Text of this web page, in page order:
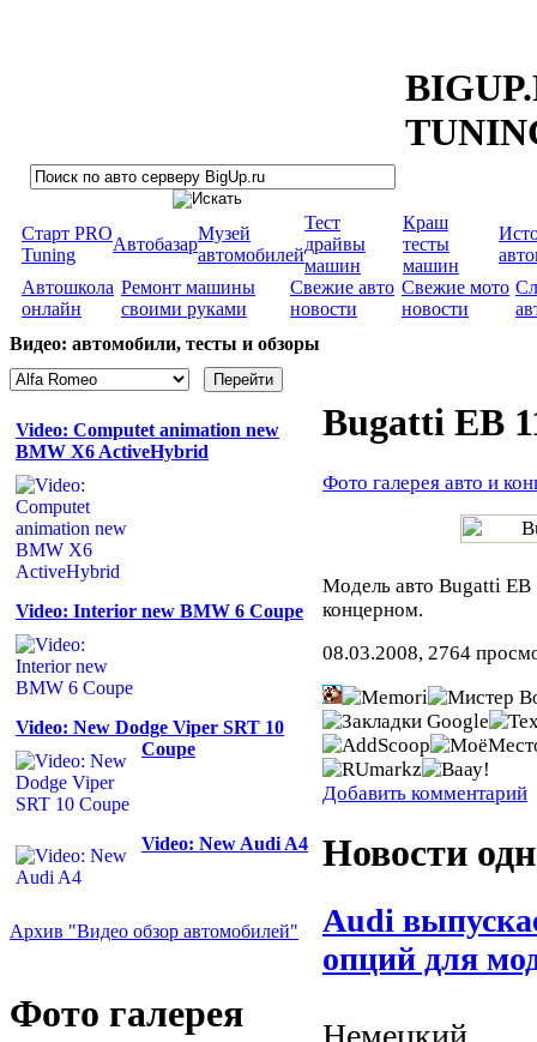
Старт PRO
Tuning
Автобазар
Музей
автомобилей
Тест
драйвы
машин
Краш
тесты
машин
Автошкола
онлайн
Ремонт машины
своими руками
Свежие авто
новости
Свежие мото
новости
Видео: автомобили, тесты и обзоры
Video: Computet animation new
BMW X6 ActiveHybrid
Video: Interior new BMW 6 Coupe
Video: New Dodge Viper SRT 10
Coupe
Video: New Audi A4
Архив "Видео обзор автомобилей"
Фото галерея
Bugatti EB
Фото галерея авто и
Модель авто Bugatti
концерном.
08.03.2008, 2764
Добавить комментарий
Новости
Audi
опций для